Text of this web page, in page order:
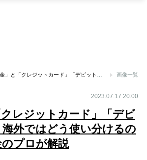
画像一覧
2023.07.17 20:00
クレジットカード」「デビ
外ではどう使い分けるの
プロが解説